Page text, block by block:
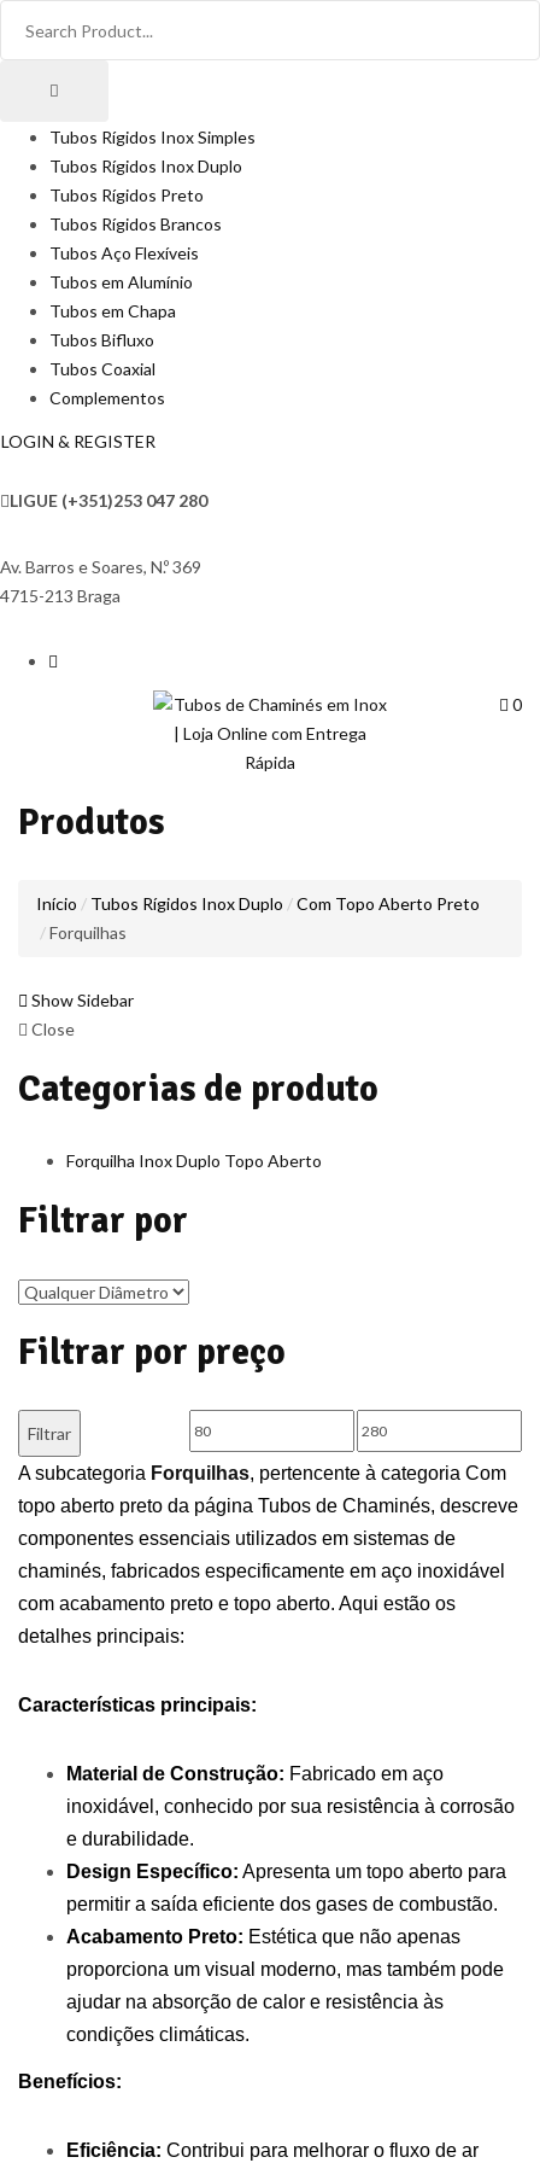
Tubos Rígidos Inox Simples
Tubos Rígidos Inox Duplo
Tubos Rígidos Preto
Tubos Rígidos Brancos
Tubos Aço Flexíveis
Tubos em Alumínio
Tubos em Chapa
Tubos Bifluxo
Tubos Coaxial
Complementos
LOGIN & REGISTER
LIGUE (+351)253 047 280
Av. Barros e Soares, N.º 369
4715-213 Braga
0
Produtos
Início Tubos Rígidos Inox Duplo
Com Topo Aberto Preto
Forquilhas
Show Sidebar
Close
Categorias de produto
Forquilha Inox Duplo Topo Aberto
Filtrar por
Filtrar por preço
Preço
mínimo
Preço
máximo
Filtrar
A subcategoria Forquilhas, pertencente à categoria Com
topo aberto preto da página Tubos de Chaminés, descreve
componentes essenciais utilizados em sistemas de
chaminés, fabricados especificamente em aço inoxidável
com acabamento preto e topo aberto. Aqui estão os
detalhes principais:
Características principais:
Material de Construção: Fabricado em aço
inoxidável, conhecido por sua resistência à corrosão
e durabilidade.
Design Específico: Apresenta um topo aberto para
permitir a saída eficiente dos gases de combustão.
Acabamento Preto: Estética que não apenas
proporciona um visual moderno, mas também pode
ajudar na absorção de calor e resistência às
condições climáticas.
Benefícios:
Eficiência: Contribui para melhorar o fluxo de ar